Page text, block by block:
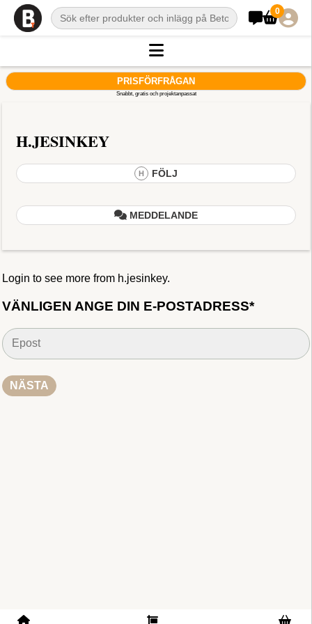
0
PRISFÖRFRÅGAN
Snabbt, gratis och projektanpassat
Login to see more from h.jesinkey.
VÄNLIGEN ANGE DIN E-POSTADRESS*
H.JESINKEY
H FÖLJ
MEDDELANDE